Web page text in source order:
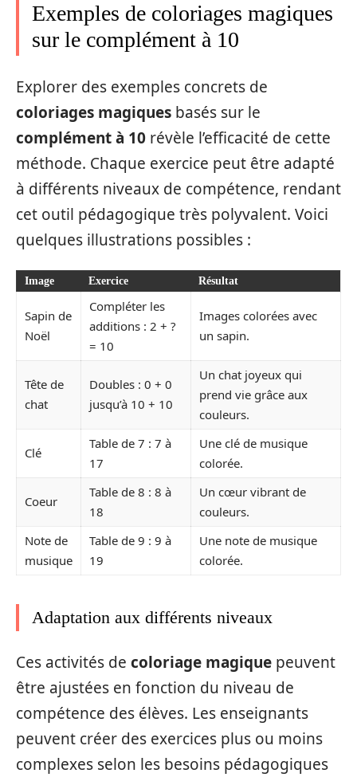
Exemples de coloriages magiques
sur le complément à 10
Explorer des exemples concrets de
coloriages magiques basés sur le
complément à 10 révèle l’efficacité de cette
méthode. Chaque exercice peut être adapté
à différents niveaux de compétence, rendant
cet outil pédagogique très polyvalent. Voici
quelques illustrations possibles :
Image Exercice Résultat
Sapin de
Noël
Compléter les
additions : 2 + ?
= 10
Images colorées avec
un sapin.
Tête de
chat
Doubles : 0 + 0
jusqu’à 10 + 10
Un chat joyeux qui
prend vie grâce aux
couleurs.
Clé
Table de 7 : 7 à
17
Une clé de musique
colorée.
Coeur
Table de 8 : 8 à
18
Un cœur vibrant de
couleurs.
Note de
musique
Table de 9 : 9 à
19
Une note de musique
colorée.
Adaptation aux différents niveaux
Ces activités de coloriage magique peuvent
être ajustées en fonction du niveau de
compétence des élèves. Les enseignants
peuvent créer des exercices plus ou moins
complexes selon les besoins pédagogiques